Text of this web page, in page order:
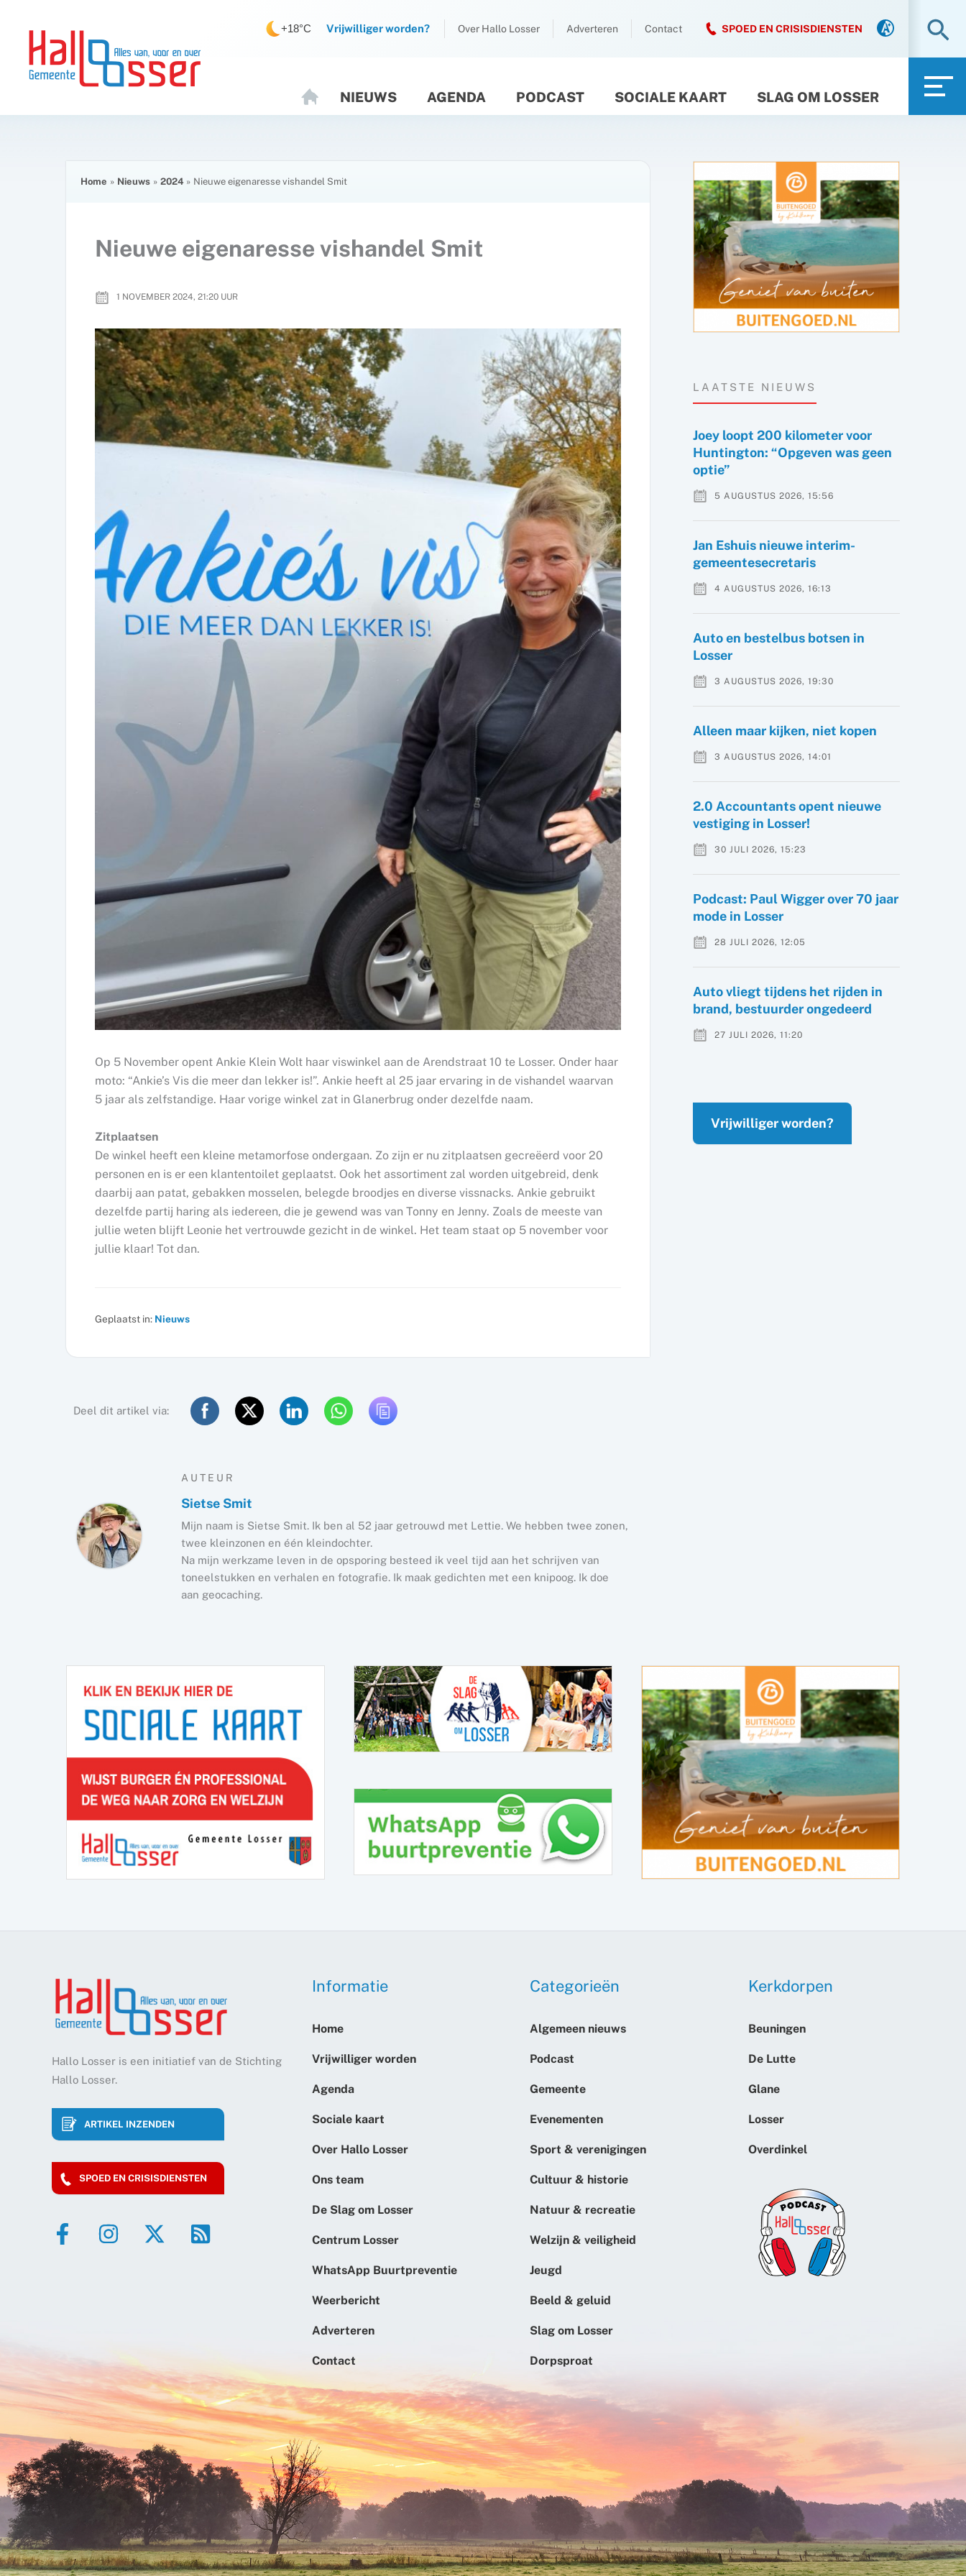
inhoud
inhoud
+18°C Vrijwilliger worden? Over Hallo Losser Adverteren Contact SPOED EN CRISISDIENSTEN
O
M
NIEUWS AGENDA PODCAST SOCIALE KAART SLAG OM LOSSER
Home Nieuws 2024 Nieuwe eigenaresse vishandel Smit
Nieuwe eigenaresse vishandel Smit
1 NOVEMBER 2024, 21:20 UUR
Op 5 November opent Ankie Klein Wolt haar viswinkel aan de Arendstraat 10 te Losser. Onder haar
moto: “Ankie’s Vis die meer dan lekker is!”. Ankie heeft al 25 jaar ervaring in de vishandel waarvan
5 jaar als zelfstandige. Haar vorige winkel zat in Glanerbrug onder dezelfde naam.
Zitplaatsen
De winkel heeft een kleine metamorfose ondergaan. Zo zijn er nu zitplaatsen gecreëerd voor 20
personen en is er een klantentoilet geplaatst. Ook het assortiment zal worden uitgebreid, denk
daarbij aan patat, gebakken mosselen, belegde broodjes en diverse vissnacks. Ankie gebruikt
dezelfde partij haring als iedereen, die je gewend was van Tonny en Jenny. Zoals de meeste van
jullie weten blijft Leonie het vertrouwde gezicht in de winkel. Het team staat op 5 november voor
jullie klaar! Tot dan.
Geplaatst in: Nieuws
Deel dit artikel via:
AUTEUR
Sietse Smit
Mijn naam is Sietse Smit. Ik ben al 52 jaar getrouwd met Lettie. We hebben twee zonen,
twee kleinzonen en één kleindochter.
Na mijn werkzame leven in de opsporing besteed ik veel tijd aan het schrijven van
toneelstukken en verhalen en fotografie. Ik maak gedichten met een knipoog. Ik doe
aan geocaching.
LAATSTE NIEUWS
Joey loopt 200 kilometer voor
Huntington: “Opgeven was geen
optie”
5 AUGUSTUS 2026, 15:56
Jan Eshuis nieuwe interim-
gemeentesecretaris
4 AUGUSTUS 2026, 16:13
Auto en bestelbus botsen in
Losser
3 AUGUSTUS 2026, 19:30
Alleen maar kijken, niet kopen
3 AUGUSTUS 2026, 14:01
2.0 Accountants opent nieuwe
vestiging in Losser!
30 JULI 2026, 15:23
Podcast: Paul Wigger over 70 jaar
mode in Losser
28 JULI 2026, 12:05
Auto vliegt tijdens het rijden in
brand, bestuurder ongedeerd
27 JULI 2026, 11:20
Vrijwilliger worden?
Hallo Losser is een initiatief van de Stichting
Hallo Losser.
ARTIKEL INZENDEN
SPOED EN CRISISDIENSTEN
Informatie
Home
Vrijwilliger worden
Agenda
Sociale kaart
Over Hallo Losser
Ons team
De Slag om Losser
Centrum Losser
WhatsApp Buurtpreventie
Weerbericht
Adverteren
Contact
Categorieën
Algemeen nieuws
Podcast
Gemeente
Evenementen
Sport & verenigingen
Cultuur & historie
Natuur & recreatie
Welzijn & veiligheid
Jeugd
Beeld & geluid
Slag om Losser
Dorpsproat
Kerkdorpen
Beuningen
De Lutte
Glane
Losser
Overdinkel